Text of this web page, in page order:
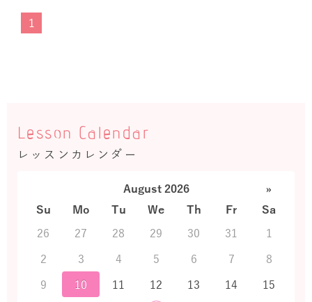
1
Lesson Calendar
レッスンカレンダー
August 2026
»
Su
Mo Tu We Th Fr
Sa
26
27 28 29 30 31
1
2
3 4 5 6 7
8
9
10 11 12 13 14
15